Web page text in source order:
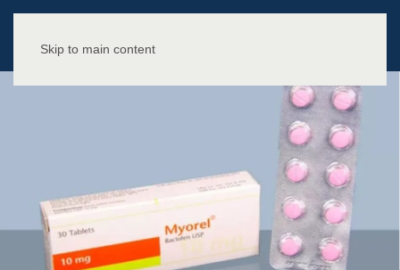
Skip to main content